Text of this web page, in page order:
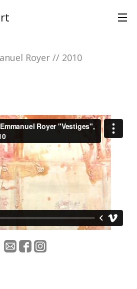
Royer// 2010